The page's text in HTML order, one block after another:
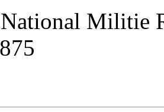
Militie